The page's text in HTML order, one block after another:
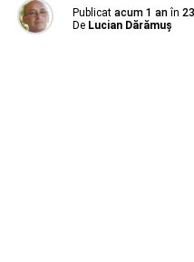
Publicat acum 1 an în
De Lucian Dărămuș